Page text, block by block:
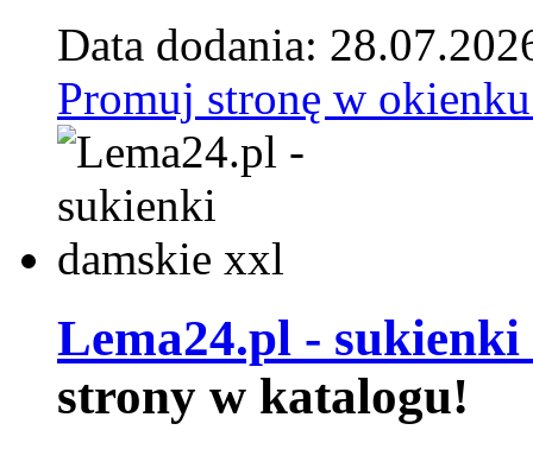
Data dodania:
Promuj stronę w
Lema24.pl -
strony w katalogu!